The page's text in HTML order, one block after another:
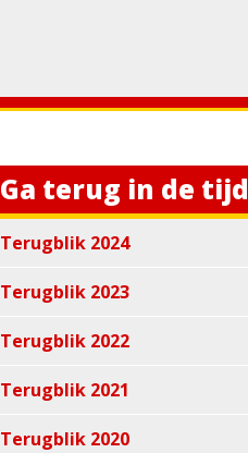
Ga terug in de tijd
Terugblik 2024
Terugblik 2023
Terugblik 2022
Terugblik 2021
Terugblik 2020